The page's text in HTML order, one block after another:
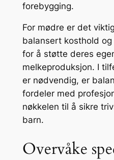
forebygging.
For mødre er det
balansert kosthold
for å støtte deres
melkeproduksjon. I
er nødvendig, er
fordeler med
nøkkelen til å sikre
barn.
Overvåke